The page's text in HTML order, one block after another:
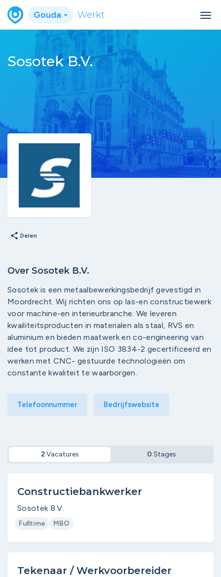
Gouda Werkt
Sosotek B.V.
share Delen
Over Sosotek B.V.
Sosotek is een metaalbewerkingsbedrijf gevestigd in
Moordrecht. Wij richten ons op las-en constructiewerk
voor machine-en interieurbranche. We leveren
kwailiteitsproducten in materialen als staal, RVS en
aluminium en bieden maatwerk en co-engineering van
idee tot product. We zijn ISO 3834-2 gecertificeerd en
werken met CNC- gestuurde technologieën om
constante kwaliteit te waarborgen.
Telefoonnummer Bedrijfswebsite
2Vacatures 0 Stages
Constructiebankwerker
Sosotek B.V.
Fulltime MBO
Tekenaar / Werkvoorbereider